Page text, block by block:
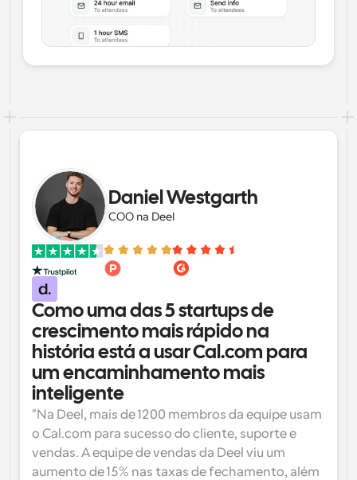
Daniel Westgarth
COO na Deel
Como uma das 5 startups de
crescimento mais rápido na
história está a usar Cal.com para
um encaminhamento mais
inteligente
"Na Deel, mais de 1200 membros da equipe usam
o Cal.com para sucesso do cliente, suporte e
vendas. A equipe de vendas da Deel viu um
aumento de 15% nas taxas de fechamento, além